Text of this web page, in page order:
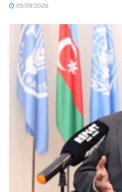
05/08/2026